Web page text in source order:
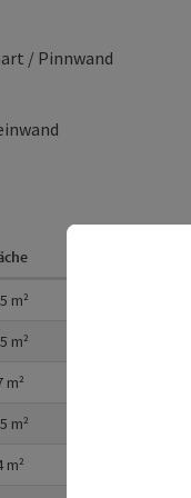
/ Pinnwand
m²
m²
m²
m²
m²